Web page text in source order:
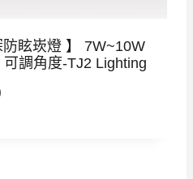
0防眩崁燈 】 7W~10W
調角度-TJ2 Lighting
價